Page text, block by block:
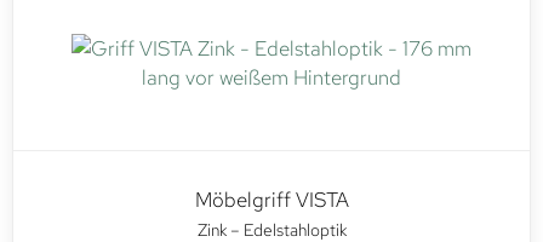
Möbelgriff VISTA
Zink – Edelstahloptik